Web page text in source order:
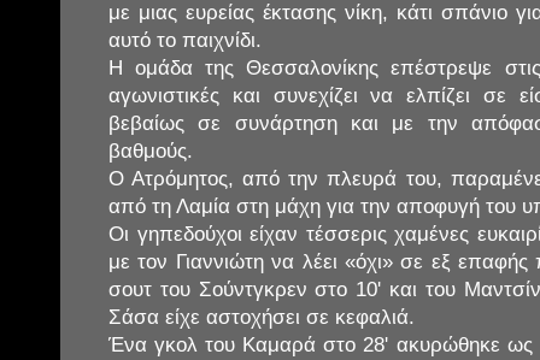
με μιας ευρείας έκτασης νίκη, κάτι σπάνιο
αυτό το παιχνίδι.
Η ομάδα της Θεσσαλονίκης επέστρεψε
αγωνιστικές και συνεχίζει να ελπίζει σε
βεβαίως σε συνάρτηση και με την
βαθμούς.
Ο Ατρόμητος, από την πλευρά του,
από τη Λαμία στη μάχη για την αποφυγή του
Οι γηπεδούχοι είχαν τέσσερις χαμένες
με τον Γιαννιώτη να λέει «όχι» σε εξ
σουτ του Σούντγκρεν στο 10' και του
Σάσα είχε αστοχήσει σε κεφαλιά.
Ένα γκολ του Καμαρά στο 28' ακυρώθηκε ως